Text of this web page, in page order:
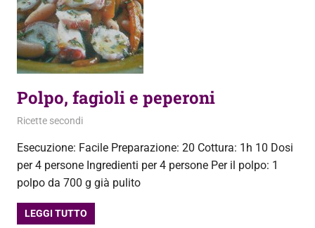
Polpo, fagioli e peperoni
28 Settembre 2013
admin
Ricette secondi
Esecuzione: Facile Preparazione: 20 Cottura: 1h 10 Dosi
per 4 persone Ingredienti per 4 persone Per il polpo: 1
polpo da 700 g già pulito
LEGGI TUTTO